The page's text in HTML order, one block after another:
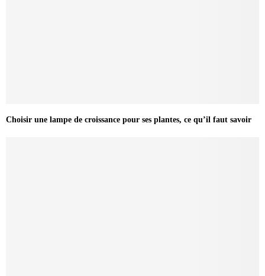
Choisir une lampe de croissance pour ses plantes, ce qu’il faut savoir